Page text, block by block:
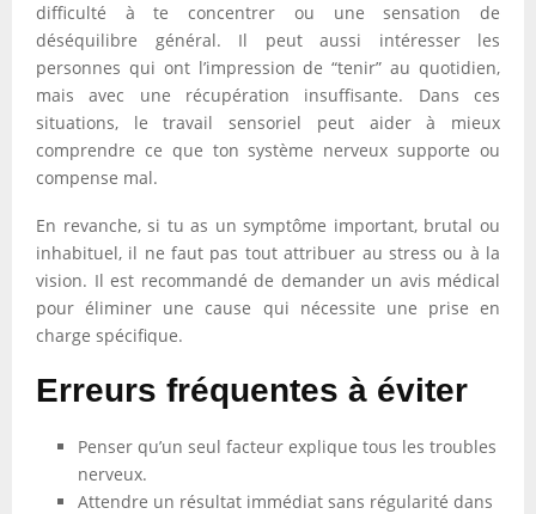
difficulté à te concentrer ou une sensation de
déséquilibre général. Il peut aussi intéresser les
personnes qui ont l’impression de “tenir” au quotidien,
mais avec une récupération insuffisante. Dans ces
situations, le travail sensoriel peut aider à mieux
comprendre ce que ton système nerveux supporte ou
compense mal.
En revanche, si tu as un symptôme important, brutal ou
inhabituel, il ne faut pas tout attribuer au stress ou à la
vision. Il est recommandé de demander un avis médical
pour éliminer une cause qui nécessite une prise en
charge spécifique.
Erreurs fréquentes à éviter
Penser qu’un seul facteur explique tous les troubles
nerveux.
Attendre un résultat immédiat sans régularité dans